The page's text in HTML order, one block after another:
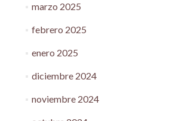
marzo 2025
febrero 2025
enero 2025
diciembre 2024
noviembre 2024